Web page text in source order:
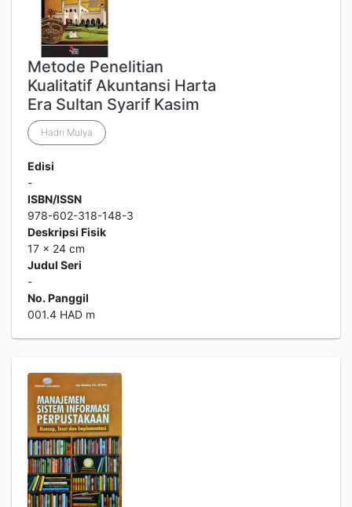
Metode Penelitian
Kualitatif Akuntansi Harta
Era Sultan Syarif Kasim
Hadri Mulya
Edisi
-
ISBN/ISSN
978-602-318-148-3
Deskripsi Fisik
17 x 24 cm
Judul Seri
-
No. Panggil
001.4 HAD m